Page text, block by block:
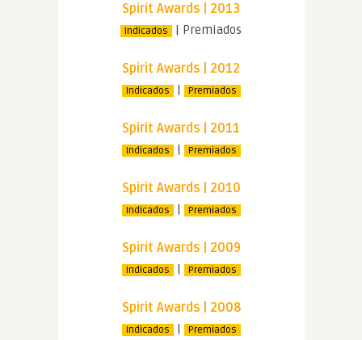
Spirit Awards | 2013
Indicados | Premiados
Spirit Awards | 2012
Indicados | Premiados
Spirit Awards | 2011
Indicados | Premiados
Spirit Awards | 2010
Indicados | Premiados
Spirit Awards | 2009
Indicados | Premiados
Spirit Awards | 2008
Indicados | Premiados